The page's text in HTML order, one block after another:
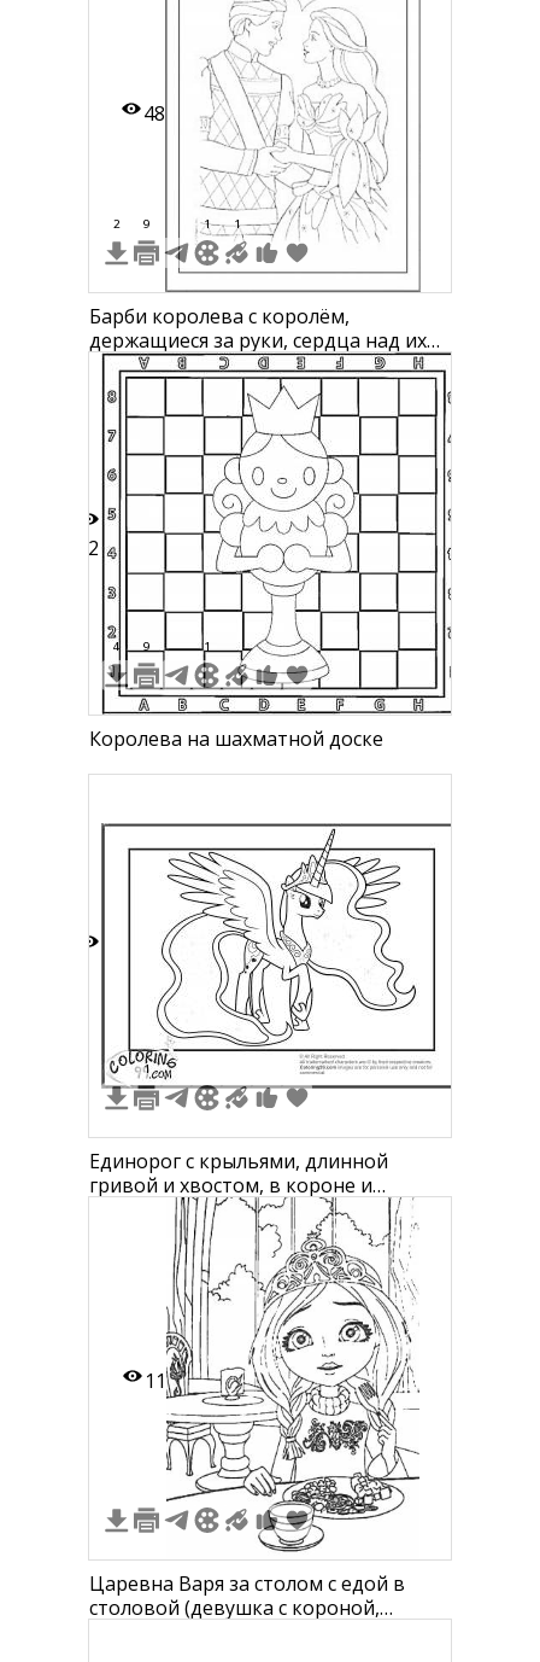
48
2 9 1 1
Барби королева с королём,
держащиеся за руки, сердца над их
головами
22
4 9 1
Королева на шахматной доске
1
Единорог с крыльями, длинной
гривой и хвостом, в короне и
ожерелье
11
Царевна Варя за столом с едой в
столовой (девушка с короной,